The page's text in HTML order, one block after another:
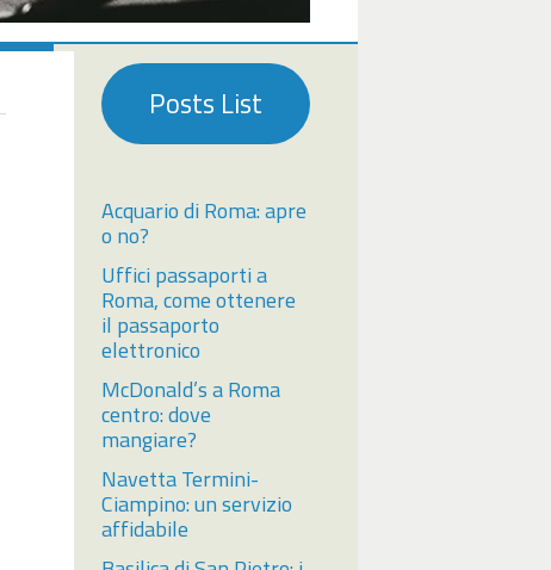
Posts List
Acquario di Roma: apre
o no?
Uffici passaporti a
Roma, come ottenere
il passaporto
elettronico
McDonald’s a Roma
centro: dove
mangiare?
Navetta Termini-
Ciampino: un servizio
affidabile